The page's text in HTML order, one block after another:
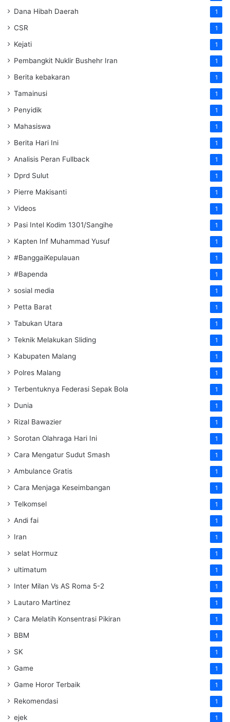
Dana Hibah Daerah 1
CSR 1
Kejati 1
Pembangkit Nuklir Bushehr Iran 1
Berita kebakaran 1
Tamainusi 1
Penyidik 1
Mahasiswa 1
Berita Hari Ini 1
Analisis Peran Fullback 1
Dprd Sulut 1
Pierre Makisanti 1
Videos 1
Pasi Intel Kodim 1301/Sangihe 1
Kapten Inf Muhammad Yusuf 1
#BanggaiKepulauan 1
#Bapenda 1
sosial media 1
Petta Barat 1
Tabukan Utara 1
Teknik Melakukan Sliding 1
Kabupaten Malang 1
Polres Malang 1
Terbentuknya Federasi Sepak Bola 1
Dunia 1
Rizal Bawazier 1
Sorotan Olahraga Hari Ini 1
Cara Mengatur Sudut Smash 1
Ambulance Gratis 1
Cara Menjaga Keseimbangan 1
Telkomsel 1
Andi fai 1
Iran 1
selat Hormuz 1
ultimatum 1
Inter Milan Vs AS Roma 5-2 1
Lautaro Martinez 1
Cara Melatih Konsentrasi Pikiran 1
BBM 1
SK 1
Game 1
Game Horor Terbaik 1
Rekomendasi 1
ejek 1